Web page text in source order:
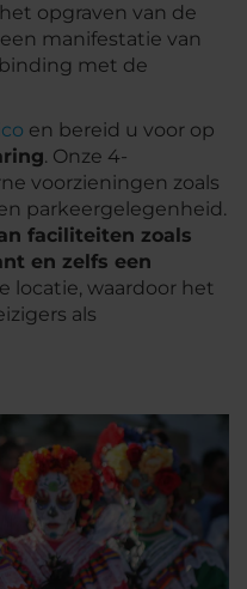
opgraven van de
manifestatie van
met de
en bereid u voor op
. Onze 4-
voorzieningen zoals
parkeergelegenheid.
faciliteiten zoals
en zelfs een
locatie, waardoor het
als